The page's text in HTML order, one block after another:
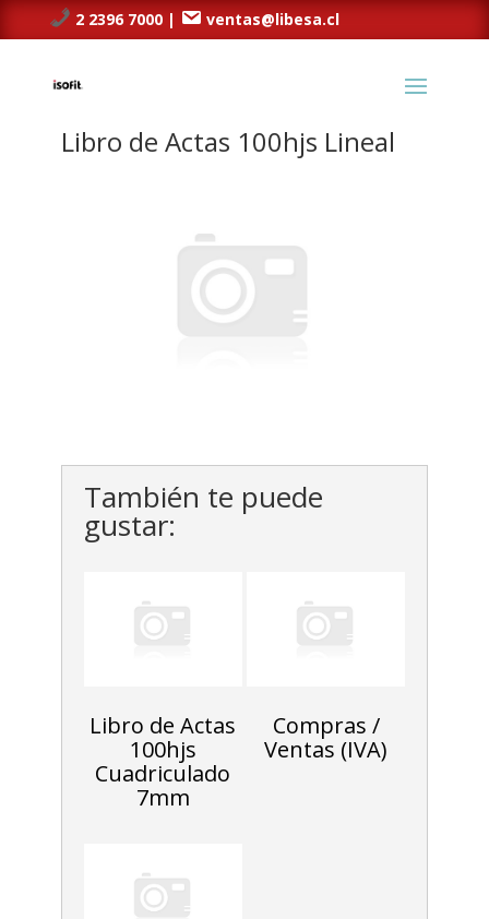
2 2396 7000 | ventas@libesa.cl
Libro de Actas 100hjs Lineal
También te puede
gustar:
Libro de Actas
100hjs
Cuadriculado
7mm
Compras /
Ventas (IVA)